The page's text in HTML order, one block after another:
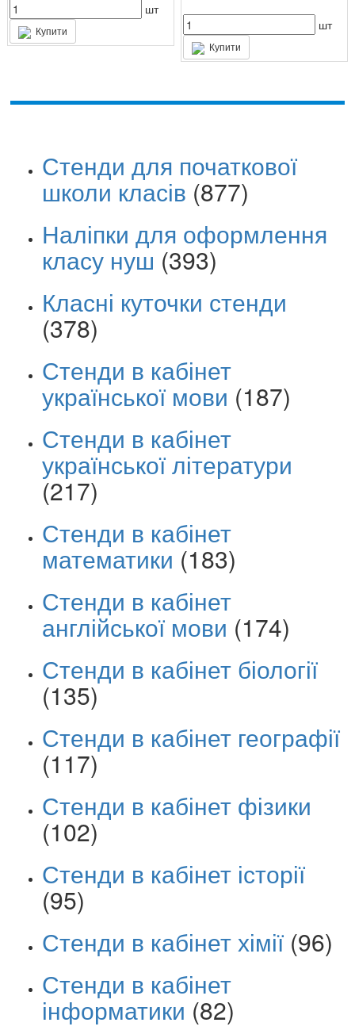
шт
Купити шт
Купити
Стенди для початкової
школи класів (877)
Наліпки для оформлення
класу нуш (393)
Класні куточки стенди
(378)
Стенди в кабінет
української мови (187)
Стенди в кабінет
української літератури
(217)
Стенди в кабінет
математики (183)
Стенди в кабінет
англійської мови (174)
Стенди в кабінет біології
(135)
Стенди в кабінет географії
(117)
Стенди в кабінет фізики
(102)
Стенди в кабінет історії
(95)
Стенди в кабінет хімії (96)
Стенди в кабінет
інформатики (82)